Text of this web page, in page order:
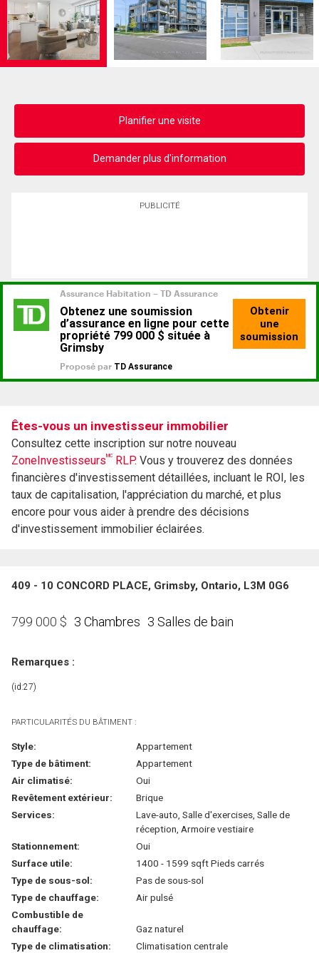
Planifier une visite
Demander plus d'information
PUBLICITÉ
Êtes-vous un investisseur immobilier
Consultez cette inscription sur notre nouveau
ZoneInvestisseursMC RLP. Vous y trouverez des données
financières d'investissement détaillées, incluant le ROI, les
taux de capitalisation, l'appréciation du marché, et plus
encore pour vous aider à prendre des décisions
d'investissement immobilier éclairées.
409 - 10 CONCORD PLACE, Grimsby, Ontario, L3M 0G6
799 000 $ 3 Chambres 3 Salles de bain
Remarques :
(id:27)
PARTICULARITÉS DU BÂTIMENT :
Style:
Appartement
Type de bâtiment:
Appartement
Air climatisé:
Oui
Revêtement extérieur:
Brique
Services:
Lave-auto, Salle d'exercises, Salle de
réception, Armoire vestiaire
Stationnement:
Oui
Surface utile:
1400 - 1599 sqft Pieds carrés
Type de sous-sol:
Pas de sous-sol
Type de chauffage:
Air pulsé
Combustible de
chauffage:
Gaz naturel
Type de climatisation:
Climatisation centrale